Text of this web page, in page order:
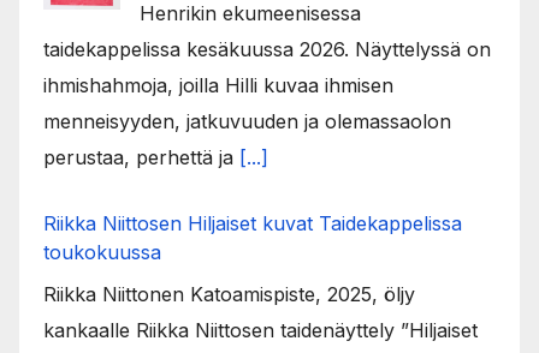
Henrikin ekumeenisessa
taidekappelissa kesäkuussa 2026. Näyttelyssä on
ihmishahmoja, joilla Hilli kuvaa ihmisen
menneisyyden, jatkuvuuden ja olemassaolon
perustaa, perhettä ja [...]
Riikka Niittosen Hiljaiset kuvat Taidekappelissa
toukokuussa
Riikka Niittonen Katoamispiste, 2025, öljy
kankaalle Riikka Niittosen taidenäyttely ”Hiljaiset